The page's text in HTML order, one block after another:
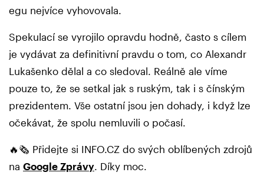
egu nejvíce vyhovovala.
Spekulací se vyrojilo opravdu hodně, často s cílem
je vydávat za definitivní pravdu o tom, co Alexandr
Lukašenko dělal a co sledoval. Reálně ale víme
pouze to, že se setkal jak s ruským, tak i s čínským
prezidentem. Vše ostatní jsou jen dohady, i když lze
očekávat, že spolu nemluvili o počasí.
🔥🗞️ Přidejte si INFO.CZ do svých oblíbených zdrojů
na Google Zprávy. Díky moc.